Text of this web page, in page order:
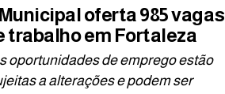
oferta 985 vagas
trabalho em Fortaleza
oportunidades de emprego estão
a alterações e podem ser